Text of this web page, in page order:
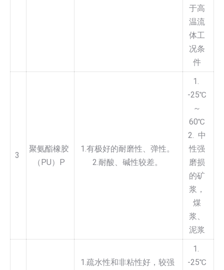
于高
温流
体工
况条
件
3
聚氨酯橡胶
（PU）P
1.有极好的耐磨性、弹性。
2.耐酸、碱性较差。
1.
-25℃
～
60℃
2. 中
性强
磨损
的矿
浆，
煤
浆、
泥浆
1.疏水性和非粘性好，较强
1.
-25℃